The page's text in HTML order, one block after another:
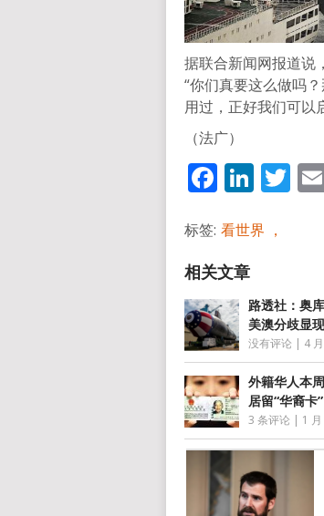
据联合新闻网报道说
“你们真要这么做吗
用过，正好我们可以
（法广）
标签: 看世界 ，
路透社：奥
美澳分歧显现
没有评论 | 4
外籍华人本
居留“华裔卡”
3 条评论 | 1